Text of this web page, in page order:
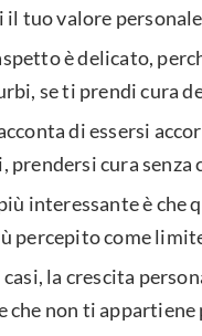
il tuo valore
è delicato,
se ti prendi cura
di essersi
prendersi cura senza
interessante è che
percepito come
la crescita
che non ti appartiene